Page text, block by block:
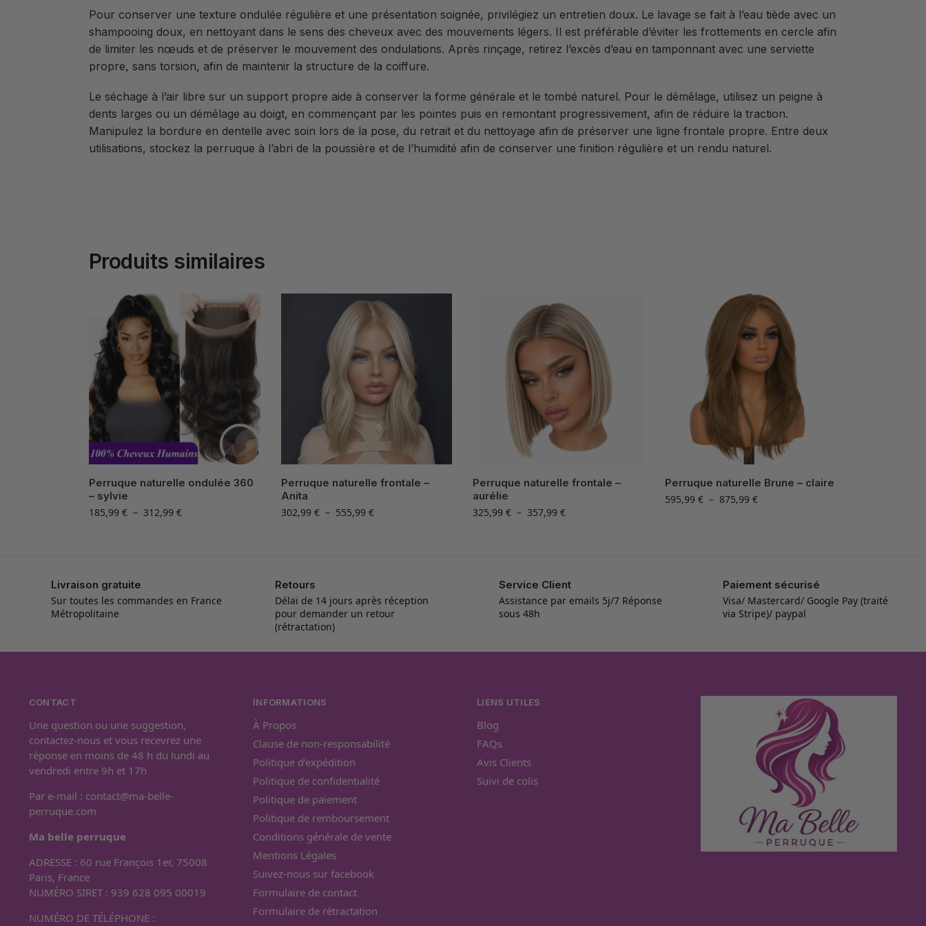
Pour conserver une texture ondulée régulière et une présentation soignée, privilégiez un entretien doux. Le lavage se fait à l’eau tiède avec un
shampooing doux, en nettoyant dans le sens des cheveux avec des mouvements légers. Il est préférable d’éviter les frottements en cercle afin
de limiter les nœuds et de préserver le mouvement des ondulations. Après rinçage, retirez l’excès d’eau en tamponnant avec une serviette
propre, sans torsion, afin de maintenir la structure de la coiffure.
Le séchage à l’air libre sur un support propre aide à conserver la forme générale et le tombé naturel. Pour le démêlage, utilisez un peigne à
dents larges ou un démêlage au doigt, en commençant par les pointes puis en remontant progressivement, afin de réduire la traction.
Manipulez la bordure en dentelle avec soin lors de la pose, du retrait et du nettoyage afin de préserver une ligne frontale propre. Entre deux
utilisations, stockez la perruque à l’abri de la poussière et de l’humidité afin de conserver une finition régulière et un rendu naturel.
Produits similaires
Perruque naturelle ondulée 360
– sylvie
185,99 € – 312,99 €
Perruque naturelle frontale –
Anita
302,99 € – 555,99 €
Perruque naturelle frontale –
aurélie
325,99€ – 357,99€
Perruque naturelle Brune – claire
595,99€ – 875,99€
Livraison gratuite
Sur toutes les commandes en France
Métropolitaine
Retours
Délai de 14 jours après réception
pour demander un retour
(rétractation)
Service Client
Assistance par emails 5j/7 Réponse
sous 48h
Paiement sécurisé
Visa/ Mastercard/ Google Pay (traité
via Stripe)/ paypal
CONTACT
Une question ou une suggestion,
contactez-nous et vous recevrez une
réponse en moins de 48 h du lundi au
vendredi entre 9h et 17h
Par e-mail : contact@ma-belle-
perruque.com
Ma belle perruque
ADRESSE : 60 rue François 1er, 75008
Paris, France
NUMÉRO SIRET : 939 628 095 00019
NUMÉRO DE TÉLÉPHONE :
INFORMATIONS
À Propos
Clause de non-responsabilité
Politique d’expédition
Politique de confidentialité
Politique de paiement
Politique de remboursement
Conditions générale de vente
Mentions Légales
Suivez-nous sur facebook
Formulaire de contact
Formulaire de rétractation
LIENS UTILES
Blog
FAQs
Avis Clients
Suivi de colis